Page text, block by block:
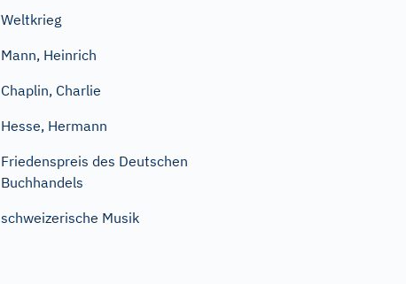
Weltkrieg
Mann, Heinrich
Chaplin, Charlie
Hesse, Hermann
Friedenspreis des Deutschen
Buchhandels
schweizerische Musik